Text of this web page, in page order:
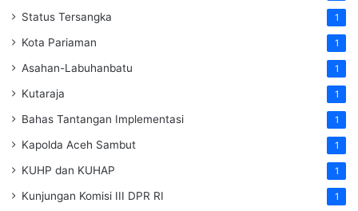
Status Tersangka 1
Kota Pariaman 1
Asahan-Labuhanbatu 1
Kutaraja 1
Bahas Tantangan Implementasi 1
Kapolda Aceh Sambut 1
KUHP dan KUHAP 1
Kunjungan Komisi III DPR RI 1